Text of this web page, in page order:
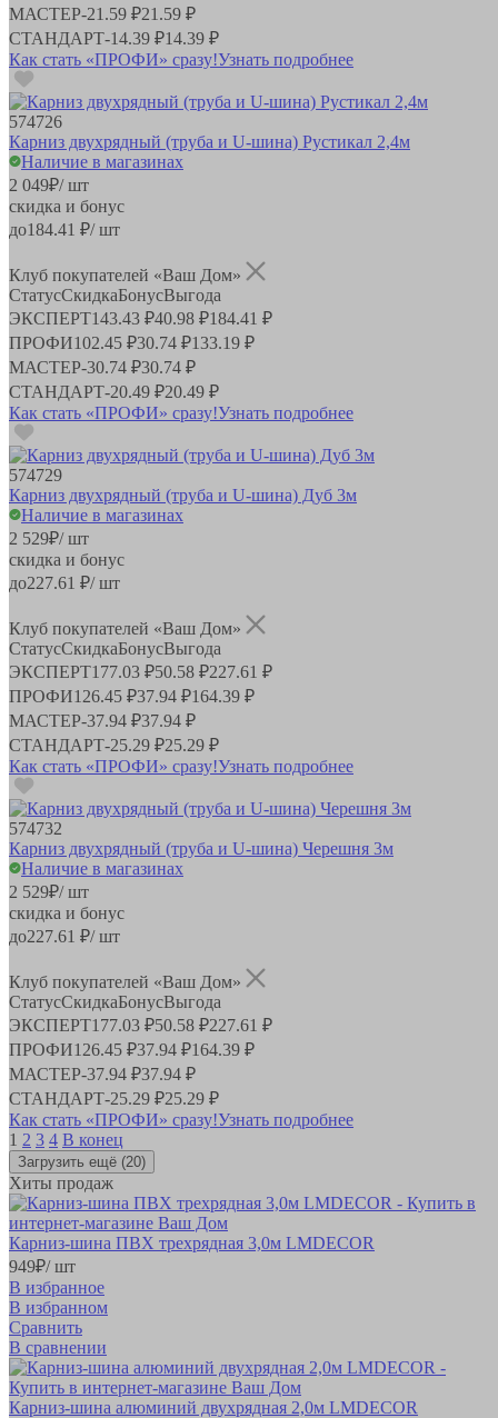
МАСТЕР-21.59 ₽21.59 ₽
СТАНДАРТ-14.39 ₽14.39 ₽
Как стать «ПРОФИ» сразу!Узнать подробнее
574726
Карниз двухрядный (труба и U-шина) Рустикал 2,4м
Наличие в магазинах
2 049₽/ шт
скидка и бонус
до184.41 ₽/ шт
Клуб покупателей «Ваш Дом»
СтатусСкидкаБонусВыгода
ЭКСПЕРТ143.43 ₽40.98 ₽184.41 ₽
ПРОФИ102.45 ₽30.74 ₽133.19 ₽
МАСТЕР-30.74 ₽30.74 ₽
СТАНДАРТ-20.49 ₽20.49 ₽
Как стать «ПРОФИ» сразу!Узнать подробнее
574729
Карниз двухрядный (труба и U-шина) Дуб 3м
Наличие в магазинах
2 529₽/ шт
скидка и бонус
до227.61 ₽/ шт
Клуб покупателей «Ваш Дом»
СтатусСкидкаБонусВыгода
ЭКСПЕРТ177.03 ₽50.58 ₽227.61 ₽
ПРОФИ126.45 ₽37.94 ₽164.39 ₽
МАСТЕР-37.94 ₽37.94 ₽
СТАНДАРТ-25.29 ₽25.29 ₽
Как стать «ПРОФИ» сразу!Узнать подробнее
574732
Карниз двухрядный (труба и U-шина) Черешня 3м
Наличие в магазинах
2 529₽/ шт
скидка и бонус
до227.61 ₽/ шт
Клуб покупателей «Ваш Дом»
СтатусСкидкаБонусВыгода
ЭКСПЕРТ177.03 ₽50.58 ₽227.61 ₽
ПРОФИ126.45 ₽37.94 ₽164.39 ₽
МАСТЕР-37.94 ₽37.94 ₽
СТАНДАРТ-25.29 ₽25.29 ₽
Как стать «ПРОФИ» сразу!Узнать подробнее
1 2 3 4 В конец
Загрузить ещё (20)
Хиты продаж
Карниз-шина ПВХ трехрядная 3,0м LMDECOR
949₽/ шт
В избранное
В избранном
Сравнить
В сравнении
Карниз-шина алюминий двухрядная 2,0м LMDECOR